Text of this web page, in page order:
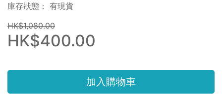
庫存狀態： 有現貨
HK$1,080.00
HK$400.00
加入購物車